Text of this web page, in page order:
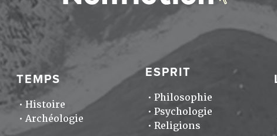
TEMPS
Histoire
Archéologie
ESPRIT
Philosophie
Psychologie
Religions